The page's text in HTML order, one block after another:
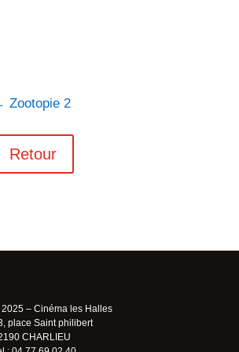
Zootopie 2
Retour
– Cinéma les Halles
place Saint philibert
CHARLIEU